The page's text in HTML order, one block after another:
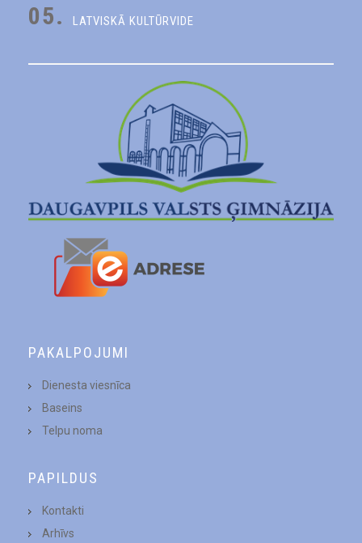
05. LATVISKĀ KULTŪRVIDE
PAKALPOJUMI
Dienesta viesnīca
Baseins
Telpu noma
PAPILDUS
Kontakti
Arhīvs